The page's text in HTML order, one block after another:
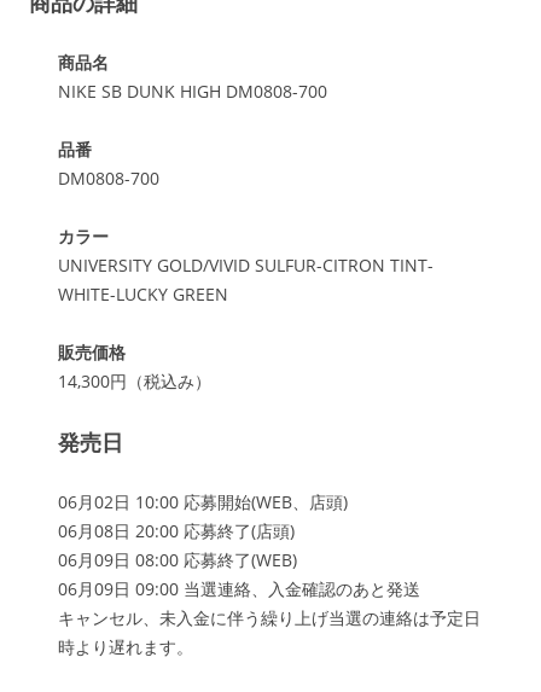
商品名
NIKE SB DUNK HIGH DM0808-700
品番
DM0808-700
カラー
UNIVERSITY GOLD/VIVID SULFUR-CITRON TINT-
WHITE-LUCKY GREEN
販売価格
14,300円（税込み）
発売日
06月02日 10:00 応募開始(WEB、店頭)
06月08日 20:00 応募終了(店頭)
06月09日 08:00 応募終了(WEB)
06月09日 09:00 当選連絡、入金確認のあと発送
キャンセル、未入金に伴う繰り上げ当選の連絡は予定日
時より遅れます。